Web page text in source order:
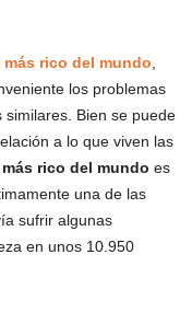
más rico del mundo
los problemas
Bien se puede
a lo que viven las
rico del mundo es
una de las
sufrir algunas
en unos 10.950